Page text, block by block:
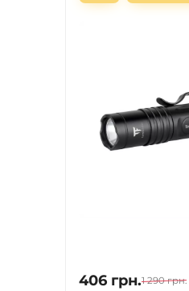
406 грн.1 290 грн.